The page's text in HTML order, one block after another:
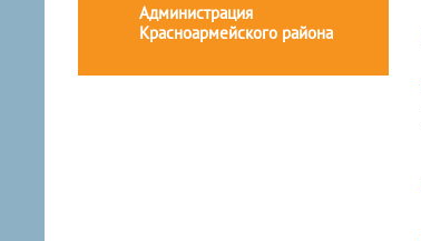
Администрация
Красноармейского района